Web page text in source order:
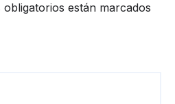
obligatorios están marcados